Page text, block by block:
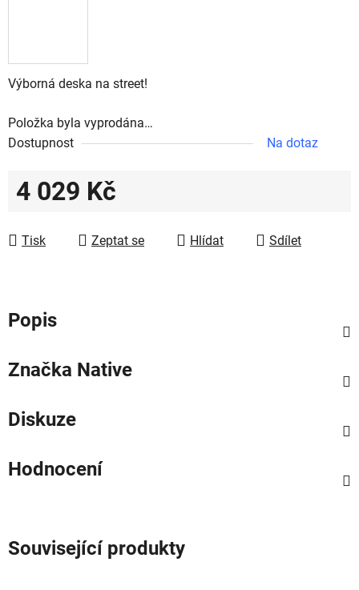
Výborná deska na street!
Položka byla vyprodána…
Dostupnost
Na dotaz
4 029 Kč
Tisk
Zeptat se Hlídat Sdílet
Popis
Značka Native
Diskuze
Hodnocení
Související produkty